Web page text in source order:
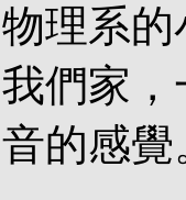
理系
們家
的感覺